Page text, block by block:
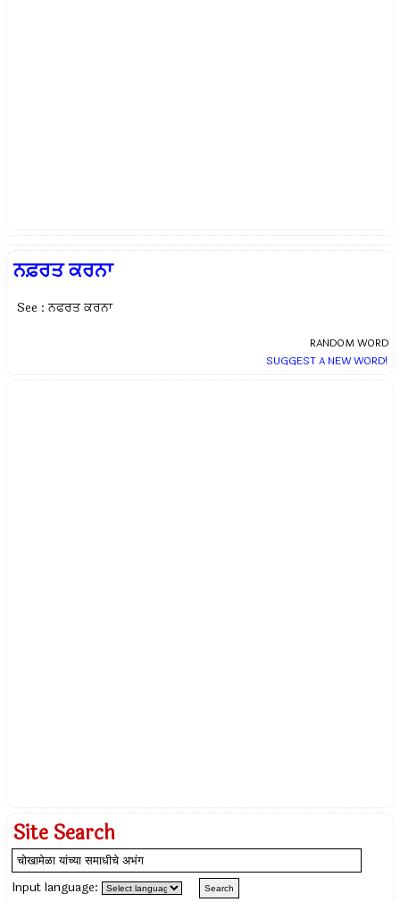
ਨਫ਼ਰਤ ਕਰਨਾ
See : ਨਫਰਤ ਕਰਨਾ
RANDOM WORD
SUGGEST A NEW WORD!
Site Search
Input language: